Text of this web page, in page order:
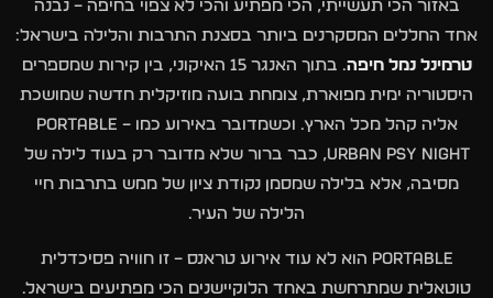
באזור הכי תעשייתי, הכי מפתיע והכי לא צפוי בחיפה – נבנה
אחד החללים המסקרנים ביותר בסצנת התרבות והלילה בישראל:
טרמינל נמל חיפה
. בתוך האנגר 15 האיקוני, בין קירות שמספרים
היסטוריה ימית מפוארת, צומחת בועה מוזיקלית חדשה שמושכת
אליה קהל מכל הארץ. וכשמדובר באירוע כמו PORTABLE –
URBAN PSY NIGHT, כבר ברור שלא מדובר רק בעוד לילה של
מסיבה, אלא בלילה שמסמן נקודת ציון של ממש בתרבות חיי
הלילה של העיר.
PORTABLE הוא לא עוד אירוע טראנס – זו חוויה פסיכדלית
טוטאלית שמתרחשת באחד הלוקיישנים הכי מפתיעים בישראל.